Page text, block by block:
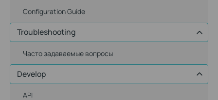
Configuration Guide
Troubleshooting
Часто задаваемые вопросы
Develop
API